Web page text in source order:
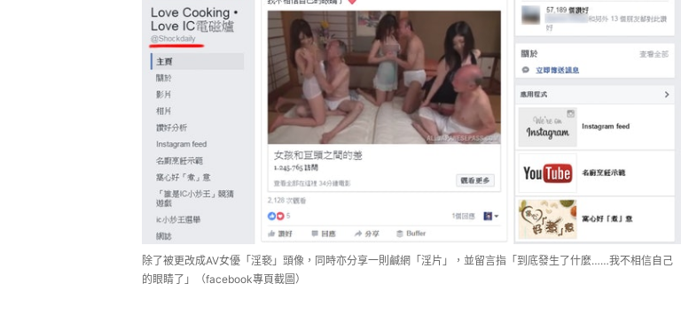
除了被更改成AV女優「淫褻」頭像，同時亦分享一則鹹網「淫片」，並留言指「到底發生了什麼……我不相信自己
的眼睛了」（facebook專頁截圖）